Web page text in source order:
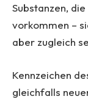
Substanzen,
vorkommen –
aber zugleich
Kennzeichen
gleichfalls